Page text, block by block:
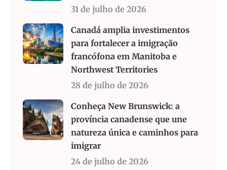
31 de julho de 2026
Canadá amplia investimentos
para fortalecer a imigração
francófona em Manitoba e
Northwest Territories
28 de julho de 2026
Conheça New Brunswick: a
província canadense que une
natureza única e caminhos para
imigrar
24 de julho de 2026